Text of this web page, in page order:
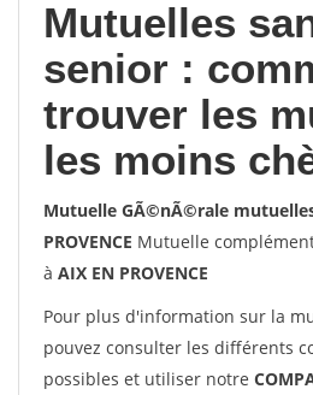
Mutuelles
senior :
trouver les
les moins
Mutuelle GÃ©nÃ©rale
PROVENCE Mutuelle
à AIX EN PROVENCE
Pour plus d'information sur la
pouvez consulter les différents
possibles et utiliser notre